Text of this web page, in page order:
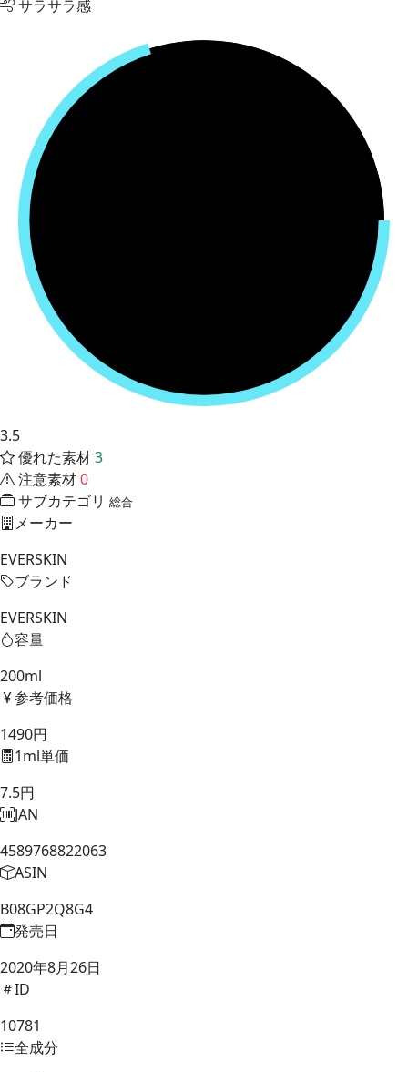
サラサラ感
3.5
優れた素材3
注意素材0
サブカテゴリ 総合
メーカー
EVERSKIN
ブランド
EVERSKIN
容量
200ml
参考価格
1490円
1ml単価
7.5円
JAN
4589768822063
ASIN
B08GP2Q8G4
発売日
2020年8月26日
ID
10781
全成分